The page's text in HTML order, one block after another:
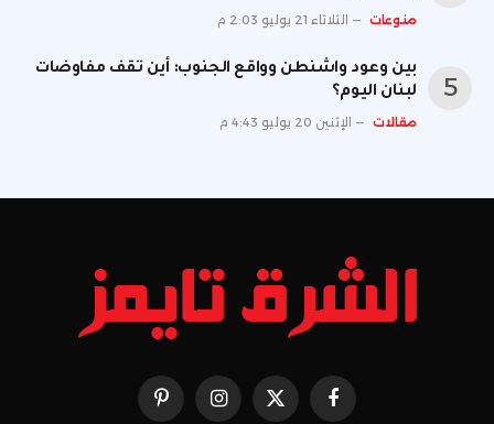
منوعات الثلاثاء 21 يوليو 2:03 م
بين وعود واشنطن وواقع الجنوب: أين تقف مفاوضات
لبنان اليوم؟
مقالات الإثنين 20 يوليو 4:43 م
فيسبوك X الانستغرامبينتيريست